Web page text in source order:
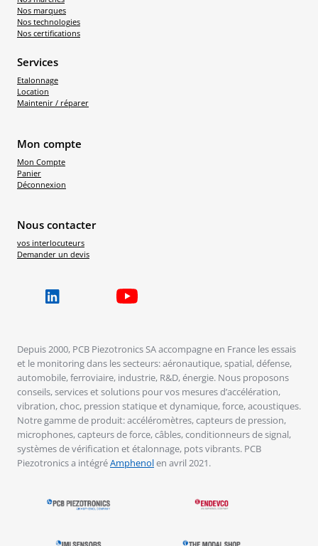
Nos marques
Nos technologies
Nos certifications
Services
Etalonnage
Location
Maintenir / réparer
Mon compte
Mon Compte
Panier
Déconnexion
Nous contacter
vos interlocuteurs
Demander un devis
Depuis 2000, PCB Piezotronics SA accompagne en France les essais
et le monitoring dans les secteurs: aéronautique, spatial, défense,
automobile, ferroviaire, industrie, R&D, énergie. Nous proposons
conseils, services et solutions pour vos mesures d’accélération,
vibration, choc, pression statique et dynamique, force, acoustiques.
Notre gamme de produit: accéléromètres, capteurs de pression,
microphones, capteurs de force, câbles, conditionneurs de signal,
systèmes de vérification et étalonnage, pots vibrants. PCB
Piezotronics a intégréAmphenolen avril 2021.